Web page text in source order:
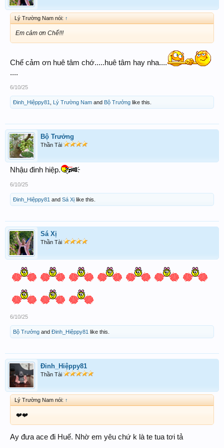
Lý Trường Nam nói: ↑
Em cảm ơn Chế!!!
Chế cảm ơn huê tâm chớ.....huê tâm hay nha....
....
6/10/25
Đinh_Hiệppy81 Lý Trường Nam and Bộ Trưởng like this.
Bộ Trưởng
Thần Tài
Nhậu đinh hiệp.
6/10/25
Đinh_Hiệppy81 and Sá Xị like this.
Sá Xị
Thần Tài
6/10/25
Bộ Trưởng and Đinh_Hiệppy81 like this.
Đinh_Hiệppy81
Thần Tài
Lý Trường Nam nói: ↑
❤️❤️
Ay đưa ace đi Huế. Nhờ em yêu chứ k là te tua tơi tả